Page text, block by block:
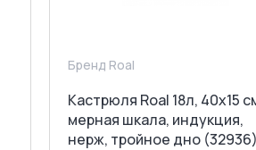
Бренд Roal
Кастрюля Roal 18л, 40x15
мерная шкала, индукция,
нерж, тройное дно (32936)